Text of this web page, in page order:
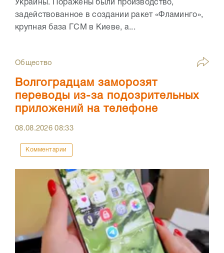
Украины. Поражены были производство,
задействованное в создании ракет «Фламинго»,
крупная база ГСМ в Киеве, а...
Общество
Волгоградцам заморозят
переводы из-за подозрительных
приложений на телефоне
08.08.202608:33
Комментарии